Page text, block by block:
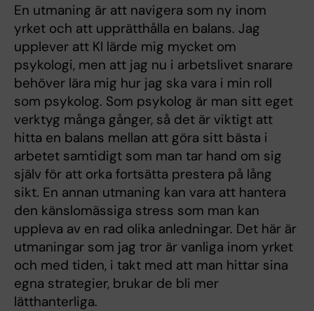
En utmaning är att navigera som ny inom
yrket och att upprätthålla en balans. Jag
upplever att KI lärde mig mycket om
psykologi, men att jag nu i arbetslivet snarare
behöver lära mig hur jag ska vara i min roll
som psykolog. Som psykolog är man sitt eget
verktyg många gånger, så det är viktigt att
hitta en balans mellan att göra sitt bästa i
arbetet samtidigt som man tar hand om sig
själv för att orka fortsätta prestera på lång
sikt. En annan utmaning kan vara att hantera
den känslomässiga stress som man kan
uppleva av en rad olika anledningar. Det här är
utmaningar som jag tror är vanliga inom yrket
och med tiden, i takt med att man hittar sina
egna strategier, brukar de bli mer
lätthanterliga.